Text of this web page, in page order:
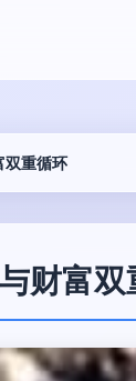
双重循环
财富双